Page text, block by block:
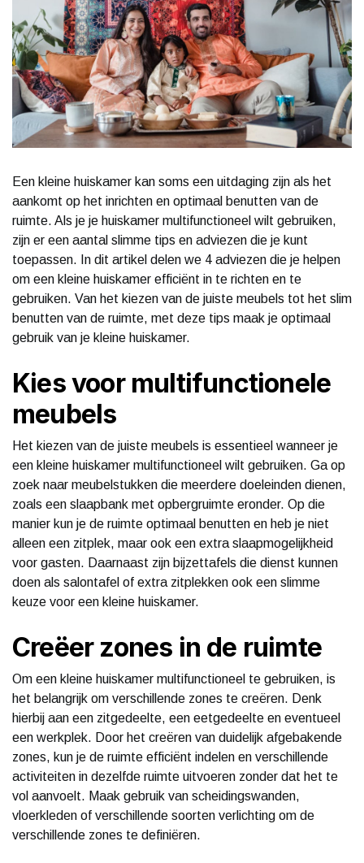
Een kleine huiskamer kan soms een uitdaging zijn als het
aankomt op het inrichten en optimaal benutten van de
ruimte. Als je je huiskamer multifunctioneel wilt gebruiken,
zijn er een aantal slimme tips en adviezen die je kunt
toepassen. In dit artikel delen we 4 adviezen die je helpen
om een kleine huiskamer efficiënt in te richten en te
gebruiken. Van het kiezen van de juiste meubels tot het slim
benutten van de ruimte, met deze tips maak je optimaal
gebruik van je kleine huiskamer.
Kies voor multifunctionele
meubels
Het kiezen van de juiste meubels is essentieel wanneer je
een kleine huiskamer multifunctioneel wilt gebruiken. Ga op
zoek naar meubelstukken die meerdere doeleinden dienen,
zoals een slaapbank met opbergruimte eronder. Op die
manier kun je de ruimte optimaal benutten en heb je niet
alleen een zitplek, maar ook een extra slaapmogelijkheid
voor gasten. Daarnaast zijn bijzettafels die dienst kunnen
doen als salontafel of extra zitplekken ook een slimme
keuze voor een kleine huiskamer.
Creëer zones in de ruimte
Om een kleine huiskamer multifunctioneel te gebruiken, is
het belangrijk om verschillende zones te creëren. Denk
hierbij aan een zitgedeelte, een eetgedeelte en eventueel
een werkplek. Door het creëren van duidelijk afgebakende
zones, kun je de ruimte efficiënt indelen en verschillende
activiteiten in dezelfde ruimte uitvoeren zonder dat het te
vol aanvoelt. Maak gebruik van scheidingswanden,
vloerkleden of verschillende soorten verlichting om de
verschillende zones te definiëren.